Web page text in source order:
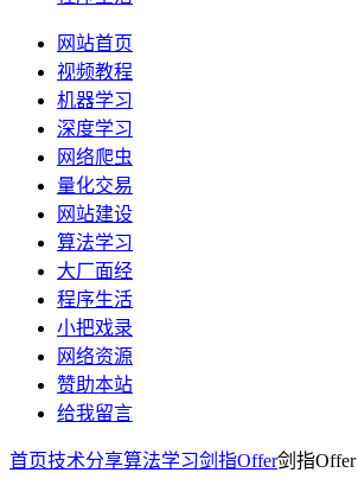
网站首页
视频教程
机器学习
深度学习
网络爬虫
量化交易
网站建设
算法学习
大厂面经
程序生活
小把戏录
网络资源
赞助本站
给我留言
首页技术分享算法学习剑指Offer剑指